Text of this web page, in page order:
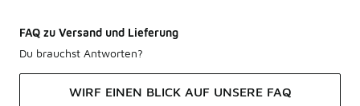
FAQ zu Versand und Lieferung
Du brauchst Antworten?
WIRF EINEN BLICK AUF UNSERE FAQ